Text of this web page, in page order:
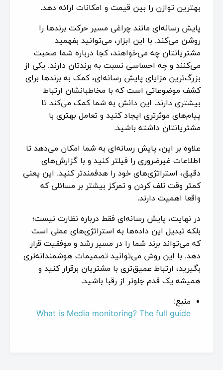
بهترین توازن را بین قیمت و امکانات ارائه دهد.
پایش رسانه‌ای مانند چراغی مسیر حرکت برندها را
روشن می‌کند. با این ابزار، می‌توانید بفهمید
مشتریانتان چه می‌خواهند، کجا درباره شما صحبت
می‌کنند و چه احساسی نسبت به برندتان دارند. یکی از
بزرگ‌ترین مزایای پایش رسانه‌ای، کمک به برندها برای
کشف موضوعاتی است که با مخاطبانشان ارتباط
بیشتری دارند. این دانش به شما کمک می‌کند تا
پیام‌های موثرتری ایجاد کنید و تعامل بهتری با
مشتریانتان داشته باشید.
علاوه بر این، پایش رسانه‌ای به شما امکان می‌دهد تا
اطلاعات غیرضروری را فیلتر کنید و با گزارش‌های
دقیق، استراتژی‌های خود را هدفمندتر کنید. این یعنی
کمتر وقت تلف کردن و تمرکز بیشتر بر مسائلی که
واقعا اهمیت دارند.
در نهایت، پایش رسانه‌ای فقط درباره نظارت نیست؛
بلکه تبدیل این داده‌ها به استراتژی‌های عملی است
که می‌تواند برند شما را در مسیر رشد و موفقیت قرار
دهد. با این روش می‌توانید تصمیمات هوشمندانه‌تری
بگیرید، ارتباط عمیق‌تری با مشتریان برقرار کنید و
همیشه یک قدم جلوتر از رقبا باشید.
منبع:
What is Media monitoring? The full guide